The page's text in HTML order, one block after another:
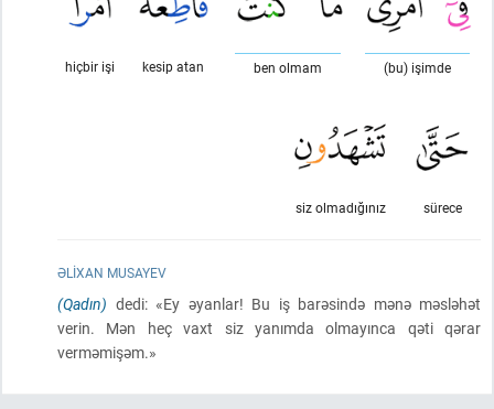
(bu) işimde
ben olmam
kesip atan
hiçbir işi
sürece
siz olmadığınız
ƏLIXAN MUSAYEV
(Qadın) dedi: «Ey əyanlar! Bu iş barəsində mənə məsləhət
verin. Mən heç vaxt siz yanımda olmayınca qəti qərar
verməmişəm.»